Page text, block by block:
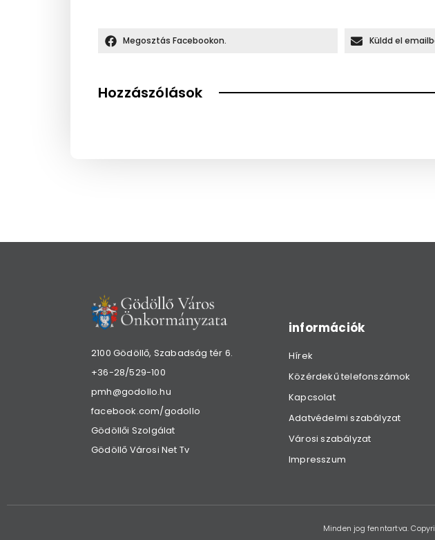
Megosztás Facebookon. Küldd el
Hozzászólások
2100 Gödöllő, Szabadság tér 6.
+36-28/529-100
pmh@godollo.hu
facebook.com/godollo
Gödöllői Szolgálat
Gödöllő Városi Net Tv
információk
Hírek
Közérdekű telefonszámok
Kapcsolat
Adatvédelmi szabályzat
Városi szabályzat
Impresszum
Minden jog fenntartva.